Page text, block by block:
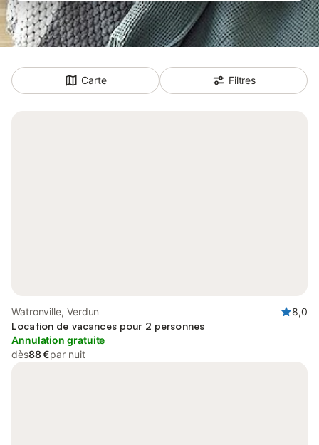
Carte Filtres
Watronville, Verdun
8,0
Location de vacances pour 2 personnes
Annulation gratuite
dès88 €par nuit